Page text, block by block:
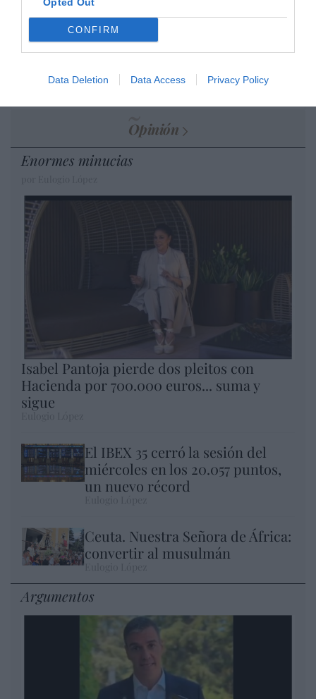
CONFIRM
Data Deletion Data Access Privacy Policy
Diario de la corrupción sanchista. Hazte
Oír se manifiesta delante de La Mareta:
“Pedro Sánchez es un criminal”
por Redacción
Opinión
Enormes minucias
Isabel Pantoja pierde dos pleitos con
Hacienda por 700.000 euros... suma y
sigue
El IBEX 35 cerró la sesión del
miércoles en los 20.057 puntos,
un nuevo récord
Ceuta. Nuestra Señora de África:
convertir al musulmán
Argumentos